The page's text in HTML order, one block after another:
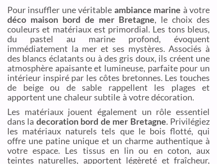
Pour insuffler une véritable ambiance marine à votre
déco maison bord de mer Bretagne, le choix des
couleurs et matériaux est primordial. Les tons bleus,
du pastel au marine profond, évoquent
immédiatement la mer et ses mystères. Associés à
des blancs éclatants ou à des gris doux, ils créent une
atmosphère apaisante et lumineuse, parfaite pour un
intérieur inspiré par les côtes bretonnes. Les touches
de beige ou de sable rappellent les plages et
apportent une chaleur subtile à votre décoration.
Les matériaux jouent également un rôle essentiel
dans la decoration bord de mer Bretagne. Privilégiez
les matériaux naturels tels que le bois flotté, qui
offre une patine unique et un charme authentique à
votre espace. Les tissus en lin ou en coton, aux
teintes naturelles, apportent légèreté et fraîcheur,